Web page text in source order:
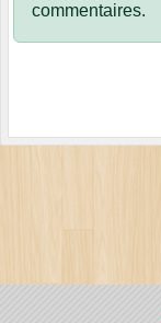
commentaires.